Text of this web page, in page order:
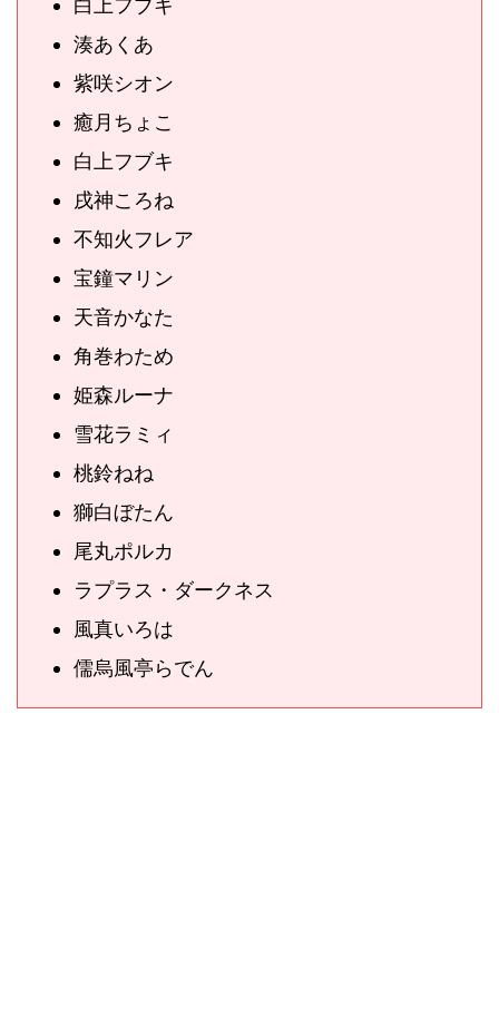
白上フブキ
湊あくあ
紫咲シオン
癒月ちょこ
白上フブキ
戌神ころね
不知火フレア
宝鐘マリン
天音かなた
角巻わため
姫森ルーナ
雪花ラミィ
桃鈴ねね
獅白ぼたん
尾丸ポルカ
ラプラス・ダークネス
風真いろは
儒烏風亭らでん